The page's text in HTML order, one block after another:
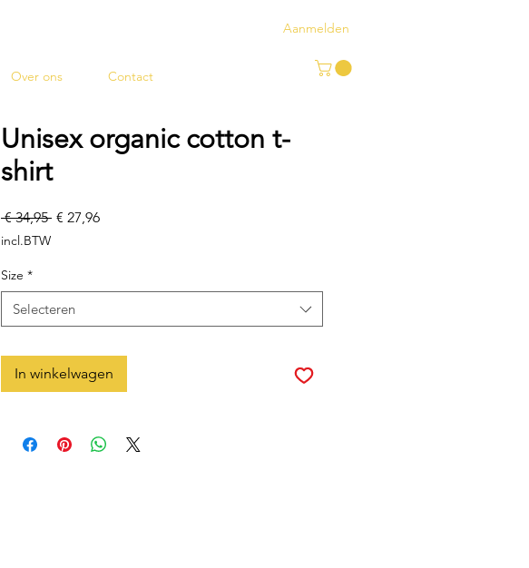
Aanmelden
Over ons Contact
Unisex organic cotton t-
shirt
€ 34,95 Normale
€ 27,96Verkoopprijs
incl.BTW
Size *
Selecteren
In winkelwagen